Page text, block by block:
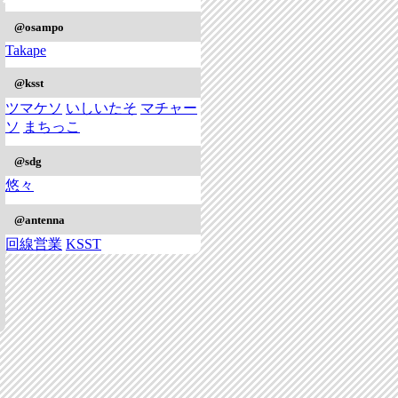
@osampo
Takape
@ksst
ツマケソ いしいたそ マチャー
ソ まちっこ
@sdg
悠々
@antenna
回線営業 KSST